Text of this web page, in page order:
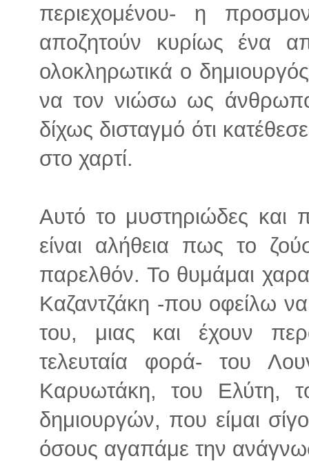
περιεχομένου- η
αποζητούν κυρίως ένα
ολοκληρωτικά ο
να τον νιώσω ως
δίχως δισταγμό ότι
στο χαρτί.
Αυτό το μυστηριώδες και
είναι αλήθεια πως το
παρελθόν. Το θυμάμαι
Καζαντζάκη -που οφείλω
του, μιας και έχουν
τελευταία φορά- του
Καρυωτάκη, του Ελύτη,
δημιουργών, που είμαι
όσους αγαπάμε την